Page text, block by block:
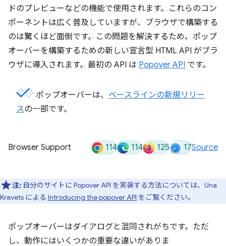
ドのプレビューなどの機能で使用されます。これらのコン
ポーネントは広く普及していますが、ブラウザで構築する
のは驚くほど面倒です。この問題を解決するため、ポップ
オーバーを構築するための新しい宣言型 HTML API がブラ
ウザに導入されます。最初の API は Popover API です。
ポップオーバーは、 ベースラインの新規リリー
スの一部です。
Browser Support 114 114 125 17Source
注: 自分のサイトに Popover API を実装する方法については、Una
Kravets による Introducing the popover API をご覧ください。
ポップオーバーはダイアログと混同されがちです。ただ
し、動作にはいくつかの重要な違いがありま